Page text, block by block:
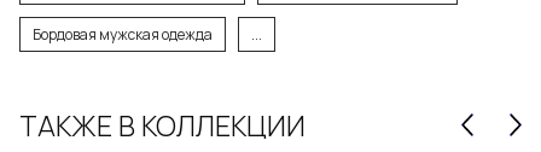
Бордовая мужская одежда ...
ТАКЖЕ В КОЛЛЕКЦИИ